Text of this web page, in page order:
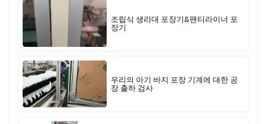
조립식 생리대 포장기&팬티라이너 포
장기
우리의 아기 바지 포장 기계에 대한 공
장 출하 검사